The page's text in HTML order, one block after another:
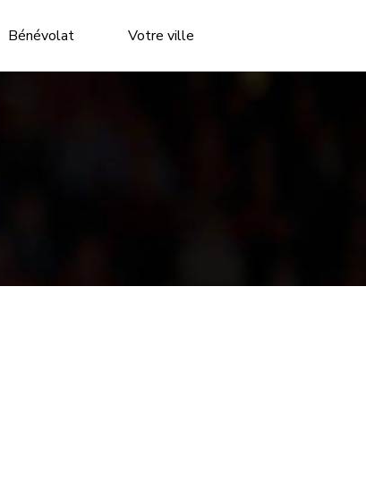
Bénévolat Votre ville